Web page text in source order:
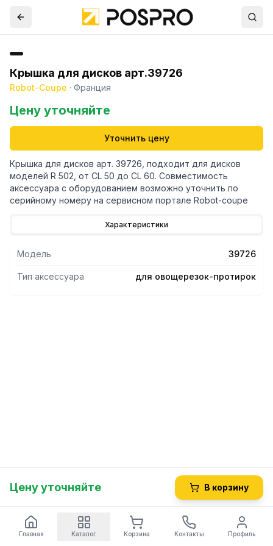
Крышка для дисков арт.39726
Robot-Coupe · Франция
Цену уточняйте
Уточнить цену
Крышка для дисков арт. 39726, подходит для дисков
моделей R 502, от CL 50 до CL 60. Совместимость
аксессуара с оборудованием возможно уточнить по
серийному номеру на сервисном портале Robot-coupe
Характеристики
Модель 39726
Тип аксессуара для овощерезок-протирок
Цену уточняйте В корзину
Главная Каталог Корзина Контакты Профиль